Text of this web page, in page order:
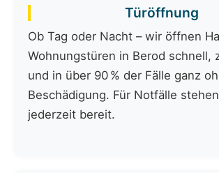
Türöffnung
Ob Tag oder Nacht – wir öffnen
Wohnungstüren in Berod schnell,
und in über 90 % der Fälle ganz
Beschädigung. Für Notfälle
jederzeit bereit.